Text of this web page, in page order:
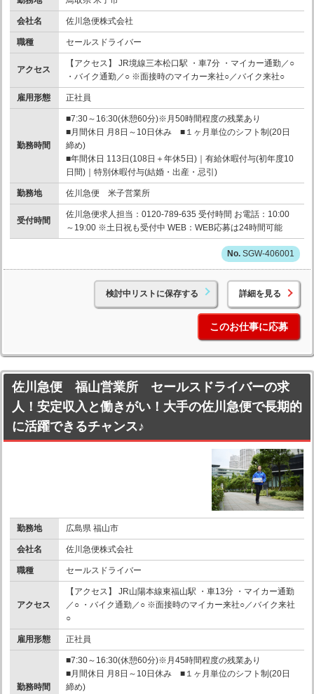
会社名 佐川急便株式会社
職種 セールスドライバー
アクセス
【アクセス】 JR境線三本松口駅 ・車7分 ・マイカー通勤／○
・バイク通勤／○ ※面接時のマイカー来社○／バイク来社○
雇用形態 正社員
勤務時間
■7:30～16:30(休憩60分)※月50時間程度の残業あり
■月間休日 月8日～10日休み ■１ヶ月単位のシフト制(20日
締め)
■年間休日 113日(108日＋年休5日)｜有給休暇付与(初年度10
日間)｜特別休暇付与(結婚・出産・忌引)
勤務地 佐川急便 米子営業所
受付時間
佐川急便求人担当：0120-789-635 受付時間 お電話：10:00
～19:00 ※土日祝も受付中 WEB：WEB応募は24時間可能
SGW-406001
検討中リストに保存する 詳細を見る
このお仕事に応募
佐川急便 福山営業所 セールスドライバーの求
人！安定収入と働きがい！大手の佐川急便で長期的
に活躍できるチャンス♪
勤務地 広島県 福山市
会社名 佐川急便株式会社
職種 セールスドライバー
アクセス
【アクセス】 JR山陽本線東福山駅 ・車13分 ・マイカー通勤
／○ ・バイク通勤／○ ※面接時のマイカー来社○／バイク来社
○
雇用形態 正社員
勤務時間
■7:30～16:30(休憩60分)※月45時間程度の残業あり
■月間休日 月8日～10日休み ■１ヶ月単位のシフト制(20日
締め)